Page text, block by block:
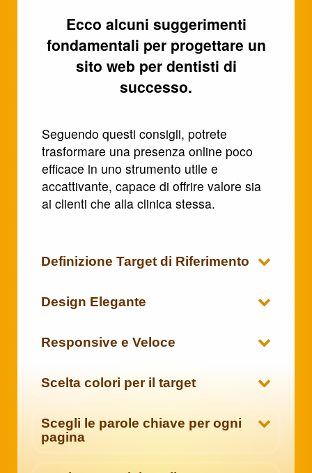
Ecco alcuni suggerimenti
fondamentali per progettare un
sito web per dentisti di
successo.
Seguendo questi consigli, potrete
trasformare una presenza online poco
efficace in uno strumento utile e
accattivante, capace di offrire valore sia
ai clienti che alla clinica stessa.
Definizione Target di Riferimento
Design Elegante
Responsive e Veloce
Scelta colori per il target
Scegli le parole chiave per ogni
pagina